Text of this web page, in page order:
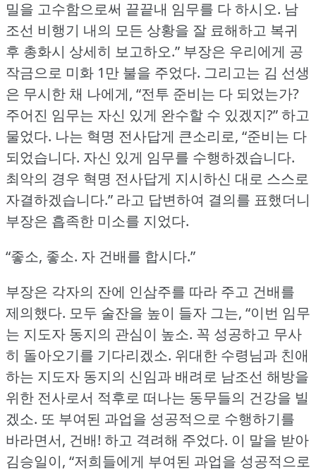
밀을 고수함으로써 끝끝내 임무를 다 하시오. 남
조선 비행기 내의 모든 상황을 잘 료해하고 복귀
후 총화시 상세히 보고하오.” 부장은 우리에게 공
작금으로 미화 1만 불을 주었다. 그리고는 김 선생
은 무시한 채 나에게, “전투 준비는 다 되었는가?
주어진 임무는 자신 있게 완수할 수 있겠지?” 하고
물었다. 나는 혁명 전사답게 큰소리로, “준비는 다
되었습니다. 자신 있게 임무를 수행하겠습니다.
최악의 경우 혁명 전사답게 지시하신 대로 스스로
자결하겠습니다.” 라고 답변하여 결의를 표했더니
부장은 흡족한 미소를 지었다.
“좋소, 좋소. 자 건배를 합시다.”
부장은 각자의 잔에 인삼주를 따라 주고 건배를
제의했다. 모두 술잔을 높이 들자 그는, “이번 임무
는 지도자 동지의 관심이 높소. 꼭 성공하고 무사
히 돌아오기를 기다리겠소. 위대한 수령님과 친애
하는 지도자 동지의 신임과 배려로 남조선 해방을
위한 전사로서 적후로 떠나는 동무들의 건강을 빌
겠소. 또 부여된 과업을 성공적으로 수행하기를
바라면서, 건배! 하고 격려해 주었다. 이 말을 받아
김승일이, “저희들에게 부여된 과업을 성공적으로